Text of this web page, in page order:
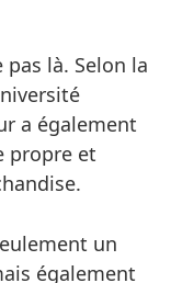
pas là. Selon la
a également
propre et
un
également